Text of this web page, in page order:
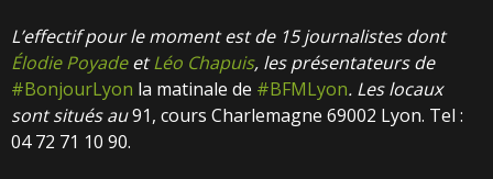
L’effectif pour le moment est de 15 journalistes dont
Élodie PoyadeetLéo Chapuis, les présentateurs de
#BonjourLyon la matinale de #BFMLyon. Les locaux
sont situés au91, cours Charlemagne 69002 Lyon. Tel :
04 72 71 10 90.